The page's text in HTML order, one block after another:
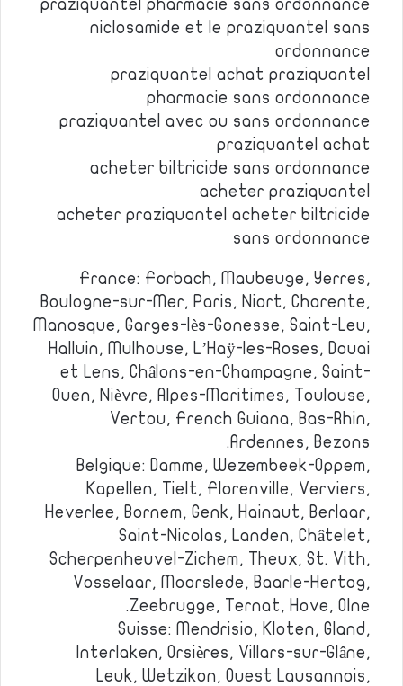
praziquantel pharmacie sans ordonnance
niclosamide et le praziquantel sans
ordonnance
praziquantel achat praziquantel
pharmacie sans ordonnance
praziquantel avec ou sans ordonnance
praziquantel achat
acheter biltricide sans ordonnance
acheter praziquantel
acheter praziquantel acheter biltricide
sans ordonnance
France: Forbach, Maubeuge, Yerres,
Boulogne-sur-Mer, Paris, Niort, Charente,
Manosque, Garges-lès-Gonesse, Saint-Leu,
Halluin, Mulhouse, L’Haÿ-les-Roses, Douai
et Lens, Châlons-en-Champagne, Saint-
Ouen, Nièvre, Alpes-Maritimes, Toulouse,
Vertou, French Guiana, Bas-Rhin,
Ardennes, Bezons.
Belgique: Damme, Wezembeek-Oppem,
Kapellen, Tielt, Florenville, Verviers,
Heverlee, Bornem, Genk, Hainaut, Berlaar,
Saint-Nicolas, Landen, Châtelet,
Scherpenheuvel-Zichem, Theux, St. Vith,
Vosselaar, Moorslede, Baarle-Hertog,
Zeebrugge, Ternat, Hove, Olne.
Suisse: Mendrisio, Kloten, Gland,
Interlaken, Orsières, Villars-sur-Glâne,
Leuk, Wetzikon, Ouest Lausannois,